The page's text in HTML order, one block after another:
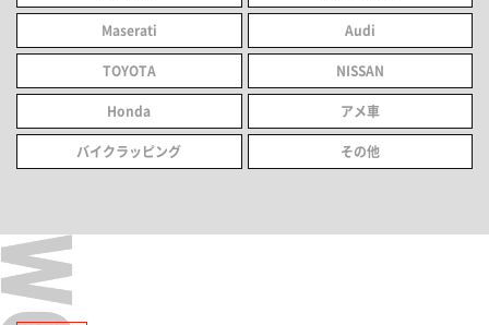
Maserati Audi
TOYOTA NISSAN
Honda アメ車
バイクラッピング その他